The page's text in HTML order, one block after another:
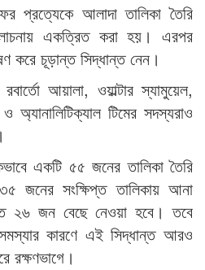
প্রত্যেকে আলাদা তালিকা তৈরি
একত্রিত করা হয়। এরপর
করে চূড়ান্ত সিদ্ধান্ত নেন।
আয়ালা, ওয়াল্টার স্যামুয়েল,
টিমের সদস্যরাও
একটি ৫৫ জনের তালিকা তৈরি
জনের সংক্ষিপ্ত তালিকায় আনা
২৬ জন বেছে নেওয়া হবে। তবে
কারণে এই সিদ্ধান্ত আরও
রক্ষণভাগে।